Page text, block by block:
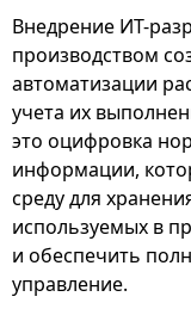
Внедрение ИТ-
производством
автоматизации
учета их
это оцифровка
информации,
среду для
используемых в
и обеспечить
управление.